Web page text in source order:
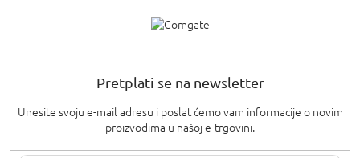
Pretplati se na newsletter
Unesite svoju e-mail adresu i poslat ćemo vam informacije o novim
proizvodima u našoj e-trgovini.